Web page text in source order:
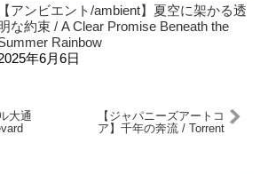
【アンビエント/ambient】夏空に架かる透
な約束 / A Clear Promise Beneath the
Rainbow
年6月6日
大通
【ジャパニーズアートコ
ア】千年の奔流 / Torrent